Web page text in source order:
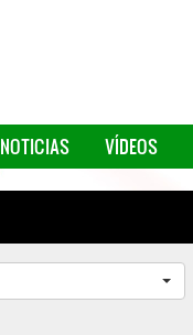
NOTICIAS VÍDEOS